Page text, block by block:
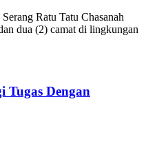
Ratu Tatu Chasanah
dua (2) camat di lingkungan
Tugas Dengan